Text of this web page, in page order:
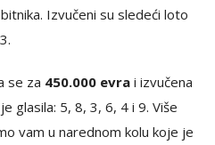
Izvučeni su sledeći loto
se za 450.000 evra i izvučena
glasila: 5, 8, 3, 6, 4 i 9. Više
vam u narednom kolu koje je